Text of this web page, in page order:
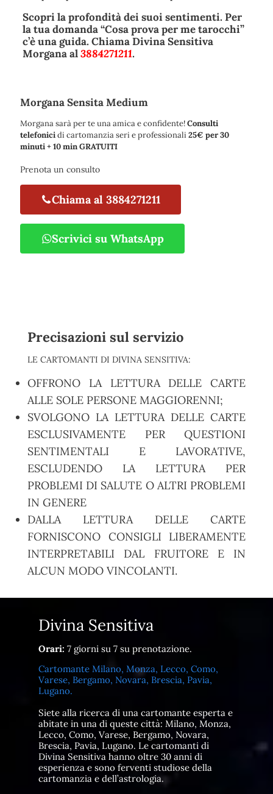
Scopri la profondità dei suoi sentimenti. Per
la tua domanda “Cosa prova per me tarocchi”
c’è una guida. Chiama Divina Sensitiva
Morgana al3884271211.
Morgana Sensita Medium
Morgana sarà per te una amica e confidente!Consulti
telefonicidi cartomanzia seri e professionali25€ per 30
minuti + 10 min GRATUITI
Prenota un consulto
Chiama al 3884271211
Scrivici su WhatsApp
Precisazioni sul servizio
LE CARTOMANTI DI DIVINA SENSITIVA:
OFFRONO LA LETTURA DELLE CARTE
ALLE SOLE PERSONE MAGGIORENNI;
SVOLGONO LA LETTURA DELLE CARTE
ESCLUSIVAMENTE PER QUESTIONI
SENTIMENTALI E LAVORATIVE,
ESCLUDENDO LA LETTURA PER
PROBLEMI DI SALUTE O ALTRI PROBLEMI
IN GENERE
DALLA LETTURA DELLE CARTE
FORNISCONO CONSIGLI LIBERAMENTE
INTERPRETABILI DAL FRUITORE E IN
ALCUN MODO VINCOLANTI.
Divina Sensitiva
Orari: 7 giorni su 7 su prenotazione.
Cartomante Milano, Monza, Lecco, Como,
Varese, Bergamo, Novara, Brescia, Pavia,
Lugano.
Siete alla ricerca di una cartomante esperta e
abitate in una di queste città: Milano, Monza,
Lecco, Como, Varese, Bergamo, Novara,
Brescia, Pavia, Lugano. Le cartomanti di
Divina Sensitiva hanno oltre 30 anni di
esperienza e sono ferventi studiose della
cartomanzia e dell’astrologia.